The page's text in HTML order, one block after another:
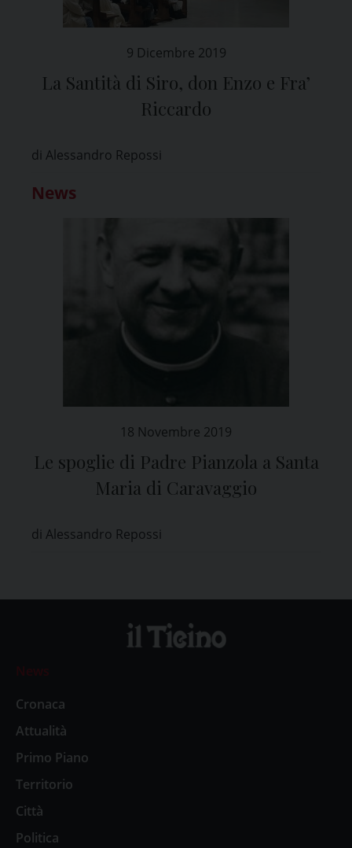
9 Dicembre 2019
La Santità di Siro, don Enzo e Fra’
Riccardo
di Alessandro Repossi
News
18 Novembre 2019
Le spoglie di Padre Pianzola a Santa
Maria di Caravaggio
di Alessandro Repossi
News
Cronaca
Attualità
Primo Piano
Territorio
Città
Politica